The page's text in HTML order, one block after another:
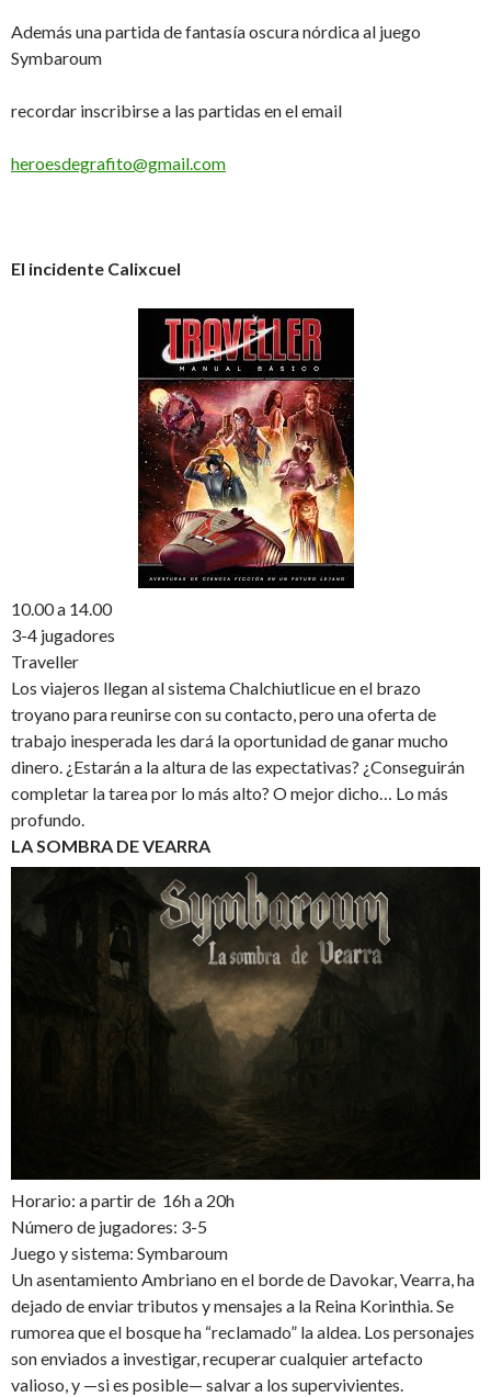
Además una partida de fantasía oscura nórdica al juego
Symbaroum
recordar inscribirse a las partidas en el email
heroesdegrafito@gmail.com
El incidente Calixcuel
10.00 a 14.00
3-4 jugadores
Traveller
Los viajeros llegan al sistema Chalchiutlicue en el brazo
troyano para reunirse con su contacto, pero una oferta de
trabajo inesperada les dará la oportunidad de ganar mucho
dinero. ¿Estarán a la altura de las expectativas? ¿Conseguirán
completar la tarea por lo más alto? O mejor dicho… Lo más
profundo.
LA SOMBRA DE VEARRA
Horario: a partir de 16h a 20h
Número de jugadores: 3-5
Juego y sistema: Symbaroum
Un asentamiento Ambriano en el borde de Davokar, Vearra, ha
dejado de enviar tributos y mensajes a la Reina Korinthia. Se
rumorea que el bosque ha “reclamado” la aldea. Los personajes
son enviados a investigar, recuperar cualquier artefacto
valioso, y —si es posible— salvar a los supervivientes.